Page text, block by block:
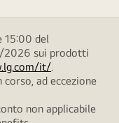
15:00 del
sui prodotti
it/.
ad eccezione
non applicabile